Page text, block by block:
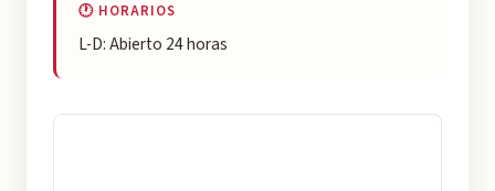
🕐 HORARIOS
L-D: Abierto 24 horas